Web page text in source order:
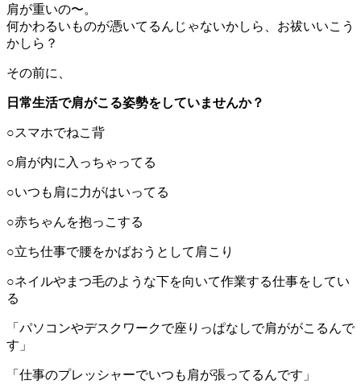
肩が重いの〜。
何かわるいものが憑いてるんじゃないかしら、お祓いいこう
かしら？
その前に、
日常生活で肩がこる姿勢をしていませんか？
○スマホでねこ背
○肩が内に入っちゃってる
○いつも肩に力がはいってる
○赤ちゃんを抱っこする
○立ち仕事で腰をかばおうとして肩こり
○ネイルやまつ毛のような下を向いて作業する仕事をしてい
る
「パソコンやデスクワークで座りっぱなしで肩ががこるんで
す」
「仕事のプレッシャーでいつも肩が張ってるんです」